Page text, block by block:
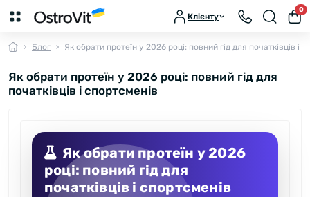
Клієнту
0
Блог Як обрати протеїн у 2026 році: повний гід для початківців і
Як обрати протеїн у 2026 році: повний гід для
початківців і спортсменів
Як обрати протеїн у 2026
році: повний гід для
початківців і спортсменів